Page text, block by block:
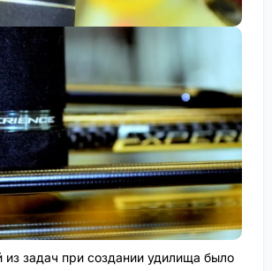
задач при создании удилища было